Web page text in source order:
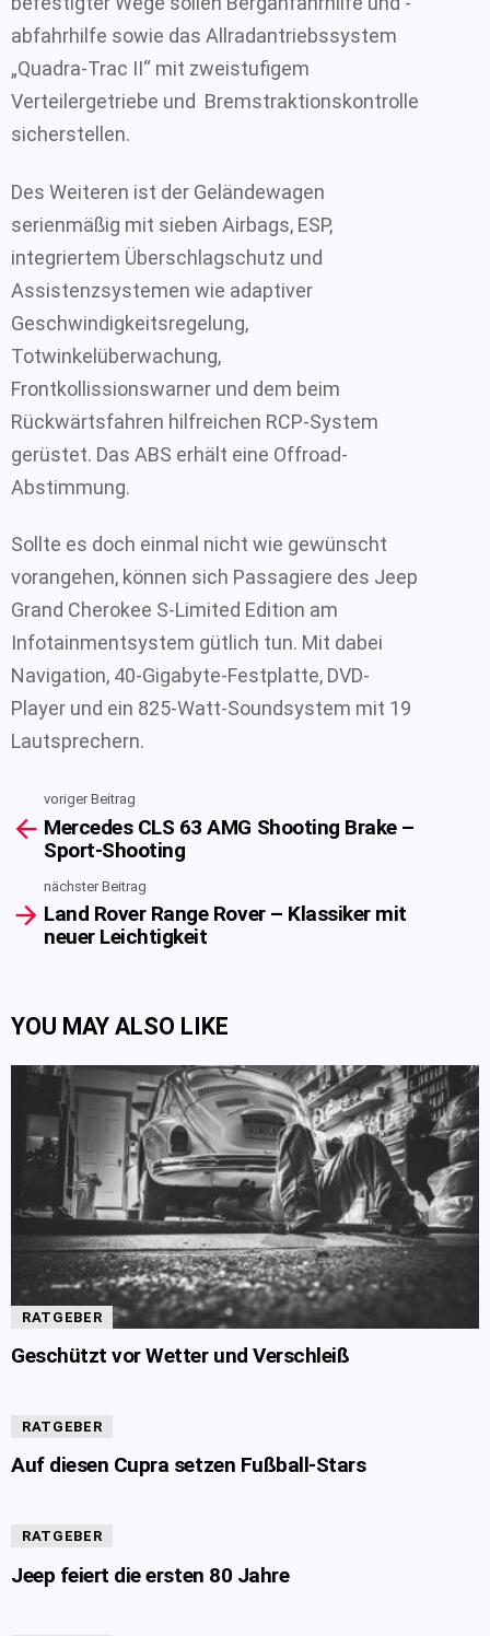
abfahrhilfe sowie das Allradantriebssystem
„Quadra-Trac II“ mit zweistufigem
Verteilergetriebe und Bremstraktionskontrolle
sicherstellen.
Des Weiteren ist der Geländewagen
serienmäßig mit sieben Airbags, ESP,
integriertem Überschlagschutz und
Assistenzsystemen wie adaptiver
Geschwindigkeitsregelung,
Totwinkelüberwachung,
Frontkollissionswarner und dem beim
Rückwärtsfahren hilfreichen RCP-System
gerüstet. Das ABS erhält eine Offroad-
Abstimmung.
Sollte es doch einmal nicht wie gewünscht
vorangehen, können sich Passagiere des Jeep
Grand Cherokee S-Limited Edition am
Infotainmentsystem gütlich tun. Mit dabei
Navigation, 40-Gigabyte-Festplatte, DVD-
Player und ein 825-Watt-Soundsystem mit 19
Lautsprechern.
more
voriger Beitrag
Mercedes CLS 63 AMG Shooting Brake –
Sport-Shooting
nächster Beitrag
Land Rover Range Rover – Klassiker mit
neuer Leichtigkeit
YOU MAY ALSO LIKE
RATGEBER
Geschützt vor Wetter und Verschleiß
RATGEBER
Auf diesen Cupra setzen Fußball-Stars
RATGEBER
Jeep feiert die ersten 80 Jahre